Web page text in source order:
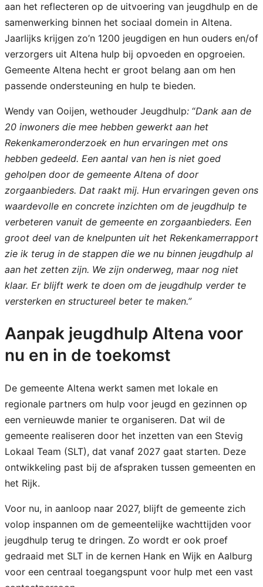
aan het reflecteren op de uitvoering van jeugdhulp en de
samenwerking binnen het sociaal domein in Altena.
Jaarlijks krijgen zo’n 1200 jeugdigen en hun ouders en/of
verzorgers uit Altena hulp bij opvoeden en opgroeien.
Gemeente Altena hecht er groot belang aan om hen
passende ondersteuning en hulp te bieden.
Wendy van Ooijen, wethouder Jeugdhulp: “Dank aan de
20 inwoners die mee hebben gewerkt aan het
Rekenkameronderzoek en hun ervaringen met ons
hebben gedeeld. Een aantal van hen is niet goed
geholpen door de gemeente Altena of door
zorgaanbieders. Dat raakt mij. Hun ervaringen geven ons
waardevolle en concrete inzichten om de jeugdhulp te
verbeteren vanuit de gemeente en zorgaanbieders. Een
groot deel van de knelpunten uit het Rekenkamerrapport
zie ik terug in de stappen die we nu binnen jeugdhulp al
aan het zetten zijn. We zijn onderweg, maar nog niet
klaar. Er blijft werk te doen om de jeugdhulp verder te
versterken en structureel beter te maken.”
Aanpak jeugdhulp Altena voor
nu en in de toekomst
De gemeente Altena werkt samen met lokale en
regionale partners om hulp voor jeugd en gezinnen op
een vernieuwde manier te organiseren. Dat wil de
gemeente realiseren door het inzetten van een Stevig
Lokaal Team (SLT), dat vanaf 2027 gaat starten. Deze
ontwikkeling past bij de afspraken tussen gemeenten en
het Rijk.
Voor nu, in aanloop naar 2027, blijft de gemeente zich
volop inspannen om de gemeentelijke wachttijden voor
jeugdhulp terug te dringen. Zo wordt er ook proef
gedraaid met SLT in de kernen Hank en Wijk en Aalburg
voor een centraal toegangspunt voor hulp met een vast